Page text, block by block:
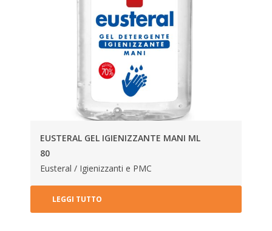
EUSTERAL GEL IGIENIZZANTE MANI ML
80
Eusteral / Igienizzanti e PMC
LEGGI TUTTO